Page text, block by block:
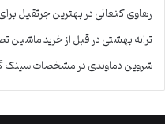
رهاوی کنعانیدربهترین جرثقیل برای
ترانه بهشتیدرقبل از خرید ماشین
شروین دماوندیدرمشخصات سینک